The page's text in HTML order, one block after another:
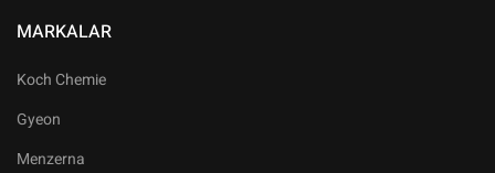
MARKALAR
Koch Chemie
Gyeon
Menzerna